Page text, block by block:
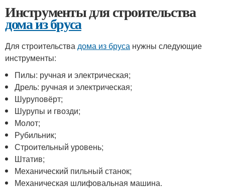
Инструменты для строительства
дома из бруса
Для строительствадома из бруса нужны следующие
инструменты:
Пилы: ручная и электрическая;
Дрель: ручная и электрическая;
Шуруповёрт;
Шурупы и гвозди;
Молот;
Рубильник;
Строительный уровень;
Штатив;
Механический пильный станок;
Механическая шлифовальная машина.